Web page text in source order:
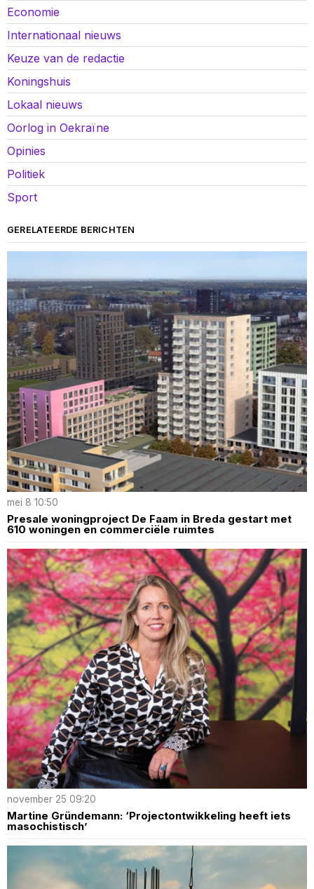
Economie
Internationaal nieuws
Keuze van de redactie
Koningshuis
Lokaal nieuws
Oorlog in Oekraïne
Opinies
Politiek
Sport
GERELATEERDE BERICHTEN
mei 8 10:50
Presale woningproject De Faam in Breda gestart met
610 woningen en commerciële ruimtes
november 25 09:20
Martine Gründemann: ‘Projectontwikkeling heeft iets
masochistisch’